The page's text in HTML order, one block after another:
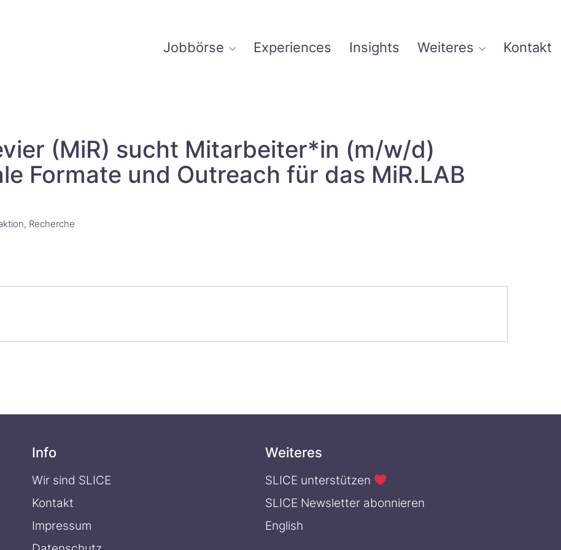
Jobbörse Experiences Insights Weiteres Kontakt
(MiR) sucht Mitarbeiter*in (m/w/d)
Formate und Outreach für das MiR.LAB​‌‌‌‌​​‌‌‌‌‌‌‌​​​​‌
Recherche
Info
Wir sind SLICE
Kontakt
Impressum
Weiteres
SLICE unterstützen
SLICE Newsletter abonnieren
English